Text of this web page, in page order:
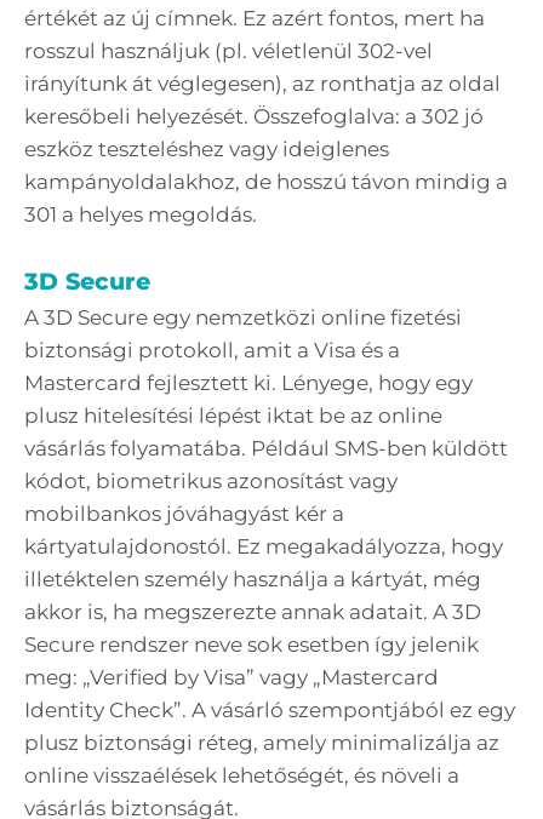
értékét az új címnek. Ez azért fontos, mert ha
rosszul használjuk (pl. véletlenül 302-vel
irányítunk át véglegesen), az ronthatja az oldal
keresőbeli helyezését. Összefoglalva: a 302 jó
eszköz teszteléshez vagy ideiglenes
kampányoldalakhoz, de hosszú távon mindig a
301 a helyes megoldás.
3D Secure
A 3D Secure egy nemzetközi online fizetési
biztonsági protokoll, amit a Visa és a
Mastercard fejlesztett ki. Lényege, hogy egy
plusz hitelesítési lépést iktat be az online
vásárlás folyamatába. Például SMS-ben küldött
kódot, biometrikus azonosítást vagy
mobilbankos jóváhagyást kér a
kártyatulajdonostól. Ez megakadályozza, hogy
illetéktelen személy használja a kártyát, még
akkor is, ha megszerezte annak adatait. A 3D
Secure rendszer neve sok esetben így jelenik
meg: „Verified by Visa” vagy „Mastercard
Identity Check”. A vásárló szempontjából ez egy
plusz biztonsági réteg, amely minimalizálja az
online visszaélések lehetőségét, és növeli a
vásárlás biztonságát.